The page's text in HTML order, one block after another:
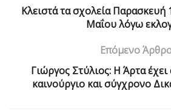
Κλειστά τα σχολεία Παρασκευή
Μαΐου λόγω
Επόμενο
Γιώργος Στύλιος: Η Άρτα
καινούργιο και σύγχρονο